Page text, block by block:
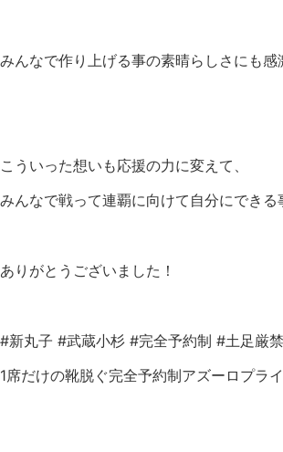
みんなで作り上げる事の素晴らしさにも感
こういった想いも応援の力に変えて、
みんなで戦って連覇に向けて自分にできる
ありがとうございました！
#新丸子 #武蔵小杉 #完全予約制 #土足厳
1席だけの靴脱ぐ完全予約制アズーロプラ